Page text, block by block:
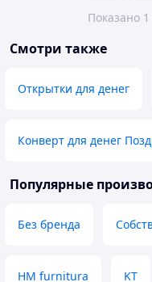
Показано
Смотри также
Открытки для денег
Конверт для денег
Популярные
Без бренда
HM furnitura KT